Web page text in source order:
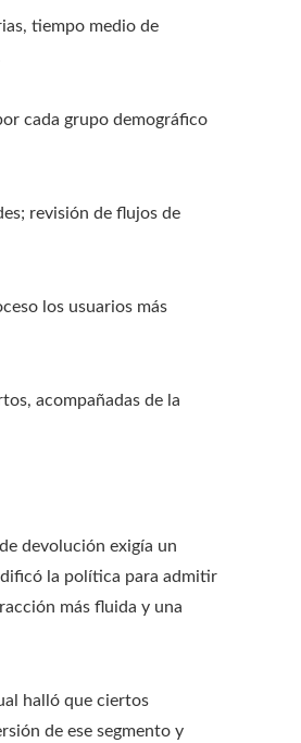
tiempo medio de
cada grupo demográfico
revisión de flujos de
los usuarios más
acompañadas de la
devolución exigía un
la política para admitir
más fluida y una
halló que ciertos
de ese segmento y